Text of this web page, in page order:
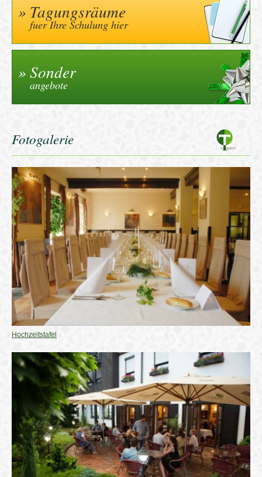
Tagungsräume
fuer Ihre Schulung hier
Sonder
angebote
Fotogalerie
Hochzeitstafel